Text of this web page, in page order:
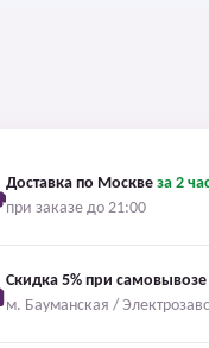
Доставка по Москве за 2
при заказе до 21:00
Скидка 5% при самовывозе
м. Бауманская /